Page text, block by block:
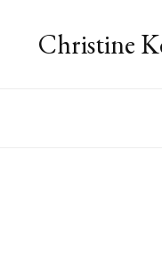
Christine